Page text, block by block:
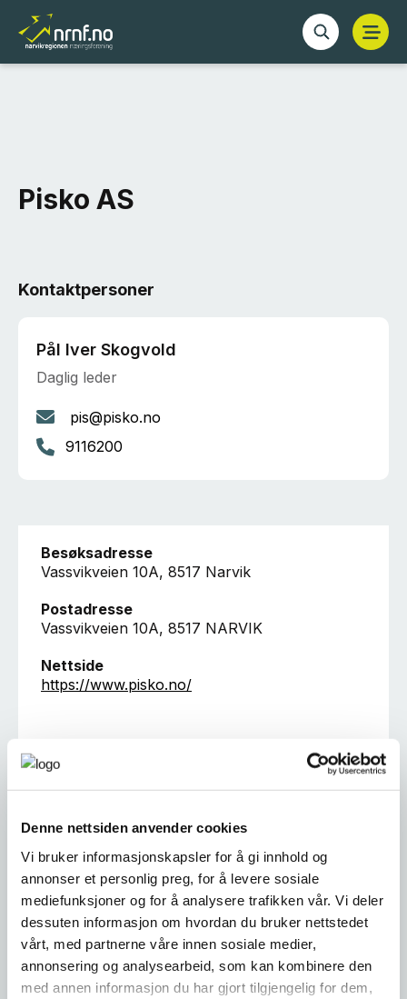
Denne nettsiden anvender cookies
Vi bruker informasjonskapsler for å gi innhold og
annonser et personlig preg, for å levere sosiale
mediefunksjoner og for å analysere trafikken vår. Vi deler
dessuten informasjon om hvordan du bruker nettstedet
vårt, med partnerne våre innen sosiale medier,
annonsering og analysearbeid, som kan kombinere den
med annen informasjon du har gjort tilgjengelig for dem,
Pisko AS
Kontaktpersoner
Pål Iver Skogvold
Daglig leder
pis@pisko.no
9116200
Besøksadresse
Vassvikveien 10A, 8517 Narvik
Postadresse
Vassvikveien 10A, 8517 NARVIK
Nettside
https://www.pisko.no/
Klikk her for å be om redigeringstilgang